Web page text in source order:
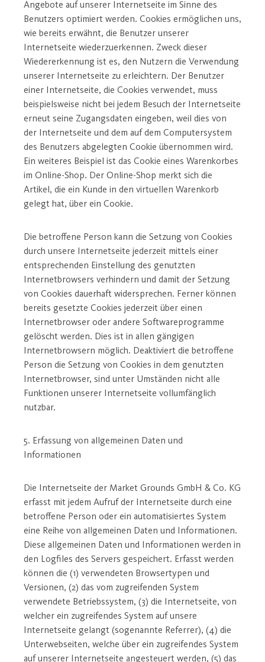
Angebote auf unserer Internetseite im Sinne des
Benutzers optimiert werden. Cookies ermöglichen uns,
wie bereits erwähnt, die Benutzer unserer
Internetseite wiederzuerkennen. Zweck dieser
Wiedererkennung ist es, den Nutzern die Verwendung
unserer Internetseite zu erleichtern. Der Benutzer
einer Internetseite, die Cookies verwendet, muss
beispielsweise nicht bei jedem Besuch der Internetseite
erneut seine Zugangsdaten eingeben, weil dies von
der Internetseite und dem auf dem Computersystem
des Benutzers abgelegten Cookie übernommen wird.
Ein weiteres Beispiel ist das Cookie eines Warenkorbes
im Online-Shop. Der Online-Shop merkt sich die
Artikel, die ein Kunde in den virtuellen Warenkorb
gelegt hat, über ein Cookie.
Die betroffene Person kann die Setzung von Cookies
durch unsere Internetseite jederzeit mittels einer
entsprechenden Einstellung des genutzten
Internetbrowsers verhindern und damit der Setzung
von Cookies dauerhaft widersprechen. Ferner können
bereits gesetzte Cookies jederzeit über einen
Internetbrowser oder andere Softwareprogramme
gelöscht werden. Dies ist in allen gängigen
Internetbrowsern möglich. Deaktiviert die betroffene
Person die Setzung von Cookies in dem genutzten
Internetbrowser, sind unter Umständen nicht alle
Funktionen unserer Internetseite vollumfänglich
nutzbar.
5. Erfassung von allgemeinen Daten und
Informationen
Die Internetseite der Market Grounds GmbH & Co. KG
erfasst mit jedem Aufruf der Internetseite durch eine
betroffene Person oder ein automatisiertes System
eine Reihe von allgemeinen Daten und Informationen.
Diese allgemeinen Daten und Informationen werden in
den Logfiles des Servers gespeichert. Erfasst werden
können die (1) verwendeten Browsertypen und
Versionen, (2) das vom zugreifenden System
verwendete Betriebssystem, (3) die Internetseite, von
welcher ein zugreifendes System auf unsere
Internetseite gelangt (sogenannte Referrer), (4) die
Unterwebseiten, welche über ein zugreifendes System
auf unserer Internetseite angesteuert werden, (5) das